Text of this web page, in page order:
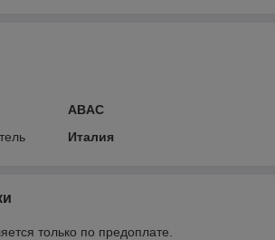
ABAC
Италия
только по предоплате.